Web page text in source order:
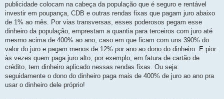
publicidade colocam na cabeça da população que é seguro e rentável
investir em poupança, CDB e outras rendas fixas que pagam juro abaixo
de 1% ao mês. Por vias transversas, esses poderosos pegam esse
dinheiro da população, emprestam a quantia para terceiros com juro até
mesmo acima de 400% ao ano, caso em que ficam com uns 390% do
valor do juro e pagam menos de 12% por ano ao dono do dinheiro. E pior:
às vezes quem paga juro alto, por exemplo, em fatura de cartão de
crédito, tem dinheiro aplicado nessas rendas fixas. Ou seja:
seguidamente o dono do dinheiro paga mais de 400% de juro ao ano pra
usar o dinheiro dele próprio!